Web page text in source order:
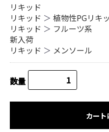
リキッド
リキッド ＞ 植物性PGリキ
リキッド ＞ フルーツ系
新入荷
リキッド ＞ メンソール
数量
カート